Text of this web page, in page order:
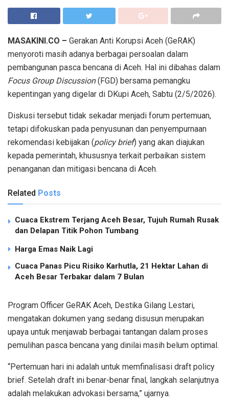
MASAKINI.CO – Gerakan Anti Korupsi Aceh (GeRAK)
menyoroti masih adanya berbagai persoalan dalam
pembangunan pasca bencana di Aceh. Hal ini dibahas dalam
Focus Group Discussion(FGD) bersama pemangku
kepentingan yang digelar di DKupi Aceh, Sabtu (2/5/2026).
Diskusi tersebut tidak sekadar menjadi forum pertemuan,
tetapi difokuskan pada penyusunan dan penyempurnaan
rekomendasi kebijakan (policy brief) yang akan diajukan
kepada pemerintah, khususnya terkait perbaikan sistem
penanganan dan mitigasi bencana di Aceh.
Related Posts
Cuaca Ekstrem Terjang Aceh Besar, Tujuh Rumah Rusak
dan Delapan Titik Pohon Tumbang
Harga Emas Naik Lagi
Cuaca Panas Picu Risiko Karhutla, 21 Hektar Lahan di
Aceh Besar Terbakar dalam 7 Bulan
Program Officer GeRAK Aceh, Destika Gilang Lestari,
mengatakan dokumen yang sedang disusun merupakan
upaya untuk menjawab berbagai tantangan dalam proses
pemulihan pasca bencana yang dinilai masih belum optimal.
“Pertemuan hari ini adalah untuk memfinalisasi draft policy
brief. Setelah draft ini benar-benar final, langkah selanjutnya
adalah melakukan advokasi bersama,” ujarnya.